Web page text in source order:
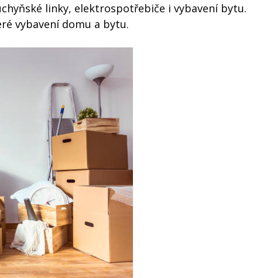
linky, elektrospotřebiče i vybavení bytu.
vybavení domu a bytu.